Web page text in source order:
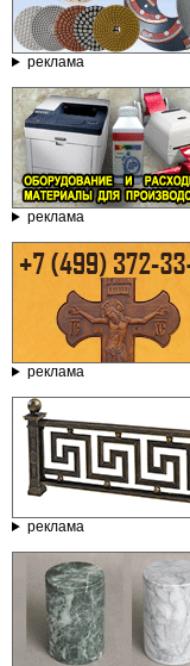
реклама
реклама
реклама
реклама